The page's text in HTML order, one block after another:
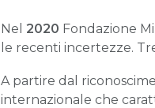
Nel 2020 Fondazione
le recenti incertezze.
A partire dal
internazionale che